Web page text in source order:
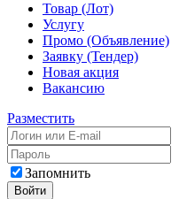
Товар (Лот)
Услугу
Промо (Объявление)
Заявку (Тендер)
Новая акция
Вакансию
Разместить
Запомнить
Войти